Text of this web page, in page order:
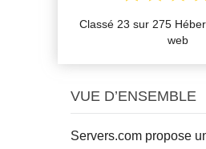
Classé 23 sur 275
web
VUE D’ENSEMBLE
Servers.com propose